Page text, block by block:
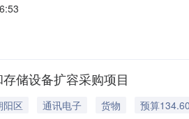
件.docx采购需求说明：备注：采购明细
储设备扩容采购项目
阳区 通讯电子 货物
预算